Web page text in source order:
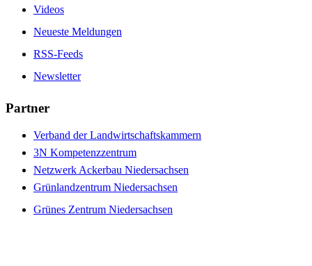
Videos
Neueste Meldungen
RSS-Feeds
Newsletter
Partner
Verband der Landwirtschaftskammern
3N Kompetenzzentrum
Netzwerk Ackerbau Niedersachsen
Grünlandzentrum Niedersachsen
Grünes Zentrum Niedersachsen